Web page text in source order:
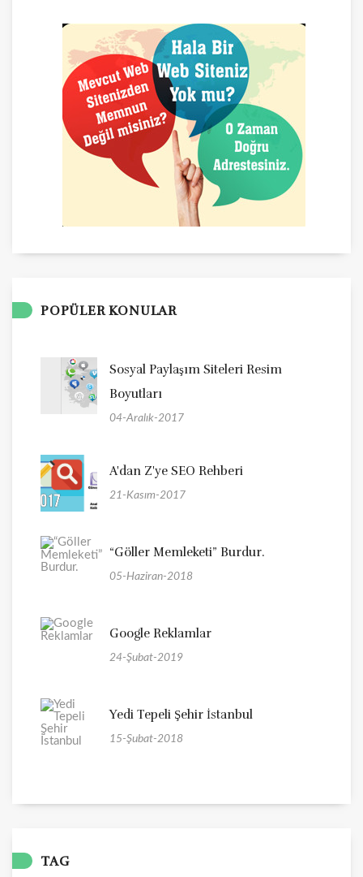
POPÜLER KONULAR
Sosyal Paylaşım Siteleri Resim
Boyutları
04-Aralık-2017
A'dan Z'ye SEO Rehberi
21-Kasım-2017
“Göller Memleketi” Burdur.
05-Haziran-2018
Google Reklamlar
24-Şubat-2019
Yedi Tepeli Şehir İstanbul
15-Şubat-2018
TAG